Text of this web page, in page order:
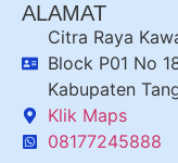
ALAMAT
Citra Raya
Block P01 No
Kabupaten
Klik Maps
08177245888